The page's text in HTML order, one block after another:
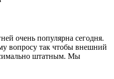
очень популярна сегодня.
вопросу так чтобы внешний
штатным. Мы